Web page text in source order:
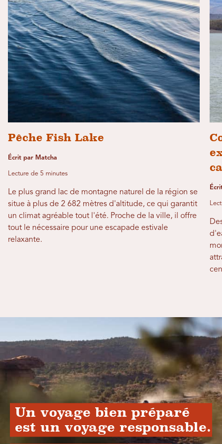
Pêche Fish Lake
Écrit par Matcha
Lecture de 5 minutes
Le plus grand lac de montagne naturel de la région se
situe à plus de 2 682 mètres d'altitude, ce qui garantit
un climat agréable tout l'été. Proche de la ville, il offre
tout le nécessaire pour une escapade estivale
relaxante.
Un voyage bien préparé
est un voyage responsable.